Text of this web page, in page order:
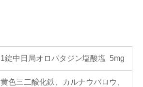
1錠中日局オロパタジン塩酸塩 5mg
黄色三二酸化鉄、カルナウバロウ、